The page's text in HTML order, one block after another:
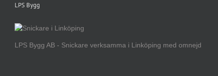
LPS Bygg
LPS Bygg AB - Snickare verksamma i Linköping med omnejd